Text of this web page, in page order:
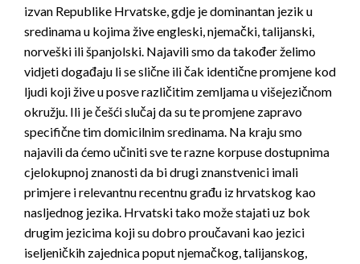
izvan Republike Hrvatske, gdje je dominantan jezik u
sredinama u kojima žive engleski, njemački, talijanski,
norveški ili španjolski. Najavili smo da također želimo
vidjeti događaju li se slične ili čak identične promjene kod
ljudi koji žive u posve različitim zemljama u višejezičnom
okružju. Ili je češći slučaj da su te promjene zapravo
specifične tim domicilnim sredinama. Na kraju smo
najavili da ćemo učiniti sve te razne korpuse dostupnima
cjelokupnoj znanosti da bi drugi znanstvenici imali
primjere i relevantnu recentnu građu iz hrvatskog kao
nasljednog jezika. Hrvatski tako može stajati uz bok
drugim jezicima koji su dobro proučavani kao jezici
iseljeničkih zajednica poput njemačkog, talijanskog,